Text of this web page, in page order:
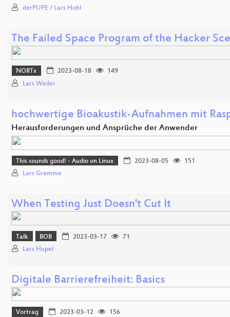
derPUPE / Lars Hohl
The Failed Space Program of the Hacker
NORTx 2023-08-18
149
Lars Weiler
hochwertige Bioakustik-Aufnahmen mit
Herausforderungen und Ansprüche der Anwender
This sounds good! - Audio on Linux 2023-08-05
151
Lars Gremme
When Testing Just Doesn't Cut It
Talk BOB 2023-03-17
71
Lars Hupel
Digitale Barrierefreiheit: Basics
Vortrag 2023-03-12
156